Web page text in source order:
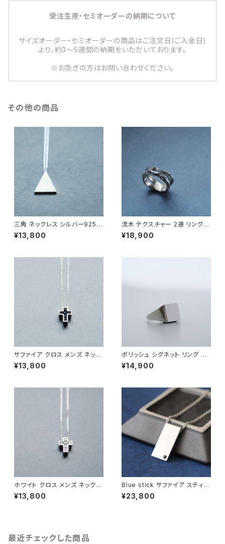
受注生産・セミオーダーの納期について
サイズオーダー・セミオーダーの商品はご注文日(ご入金日)
より、約3～5週間の納期をいただいております。
※お急ぎの方はお問い合わせください。
その他の商品
三角 ネックレス シルバー925
メンズ ユニセックス
¥13,800
流木 テクスチャー 2連 リング
シルバー925 メンズ ユニセック
ス
¥18,900
サファイア クロス メンズ ネック
レス シルバー925
¥13,800
ポリッシュ シグネット リング シ
ルバー925 メンズ ユニセックス
¥14,900
ホワイト クロス メンズ ネックレ
ス シルバー925
¥13,800
Blue stick サファイア スティッ
ク メンズ ネックレス シルバー9
25
¥23,800
最近チェックした商品